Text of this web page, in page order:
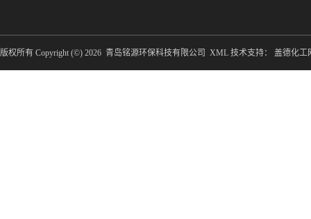
版权所有 Copyright (©) 2026 青岛铭源环保科技有限公司 XML 技术支持： 盖德化工